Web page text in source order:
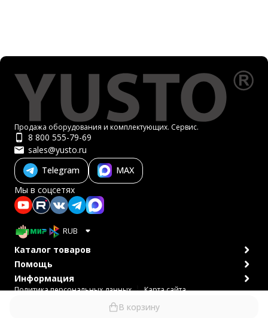
В корзину
Продажа оборудования и комплектующих. Сервис.
8 800 555-79-69
sales@yusto.ru
Telegram
MAX
Мы в соцсетях
RUB
Каталог товаров
Помощь
Информация
Политика персональных данных
Карта сайта